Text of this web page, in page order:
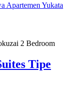
Apartemen Yukata
Tipe